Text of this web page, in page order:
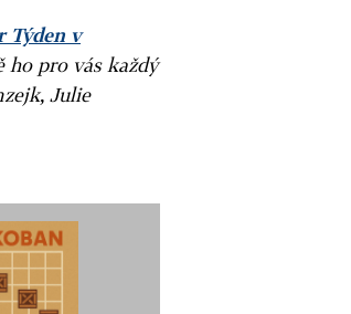
Týden v
ho pro vás každý
Julie